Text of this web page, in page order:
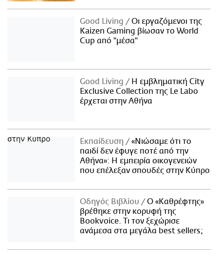
Good Living
Οι εργαζόμενοι της
Kaizen Gaming βίωσαν το World
Cup από "μέσα"
Good Living
Η εμβληματική City
Exclusive Collection της Le Labo
έρχεται στην Αθήνα
Εκπαίδευση
«Νιώσαμε ότι το
παιδί δεν έφυγε ποτέ από την
Αθήνα»: Η εμπειρία οικογενειών
που επέλεξαν σπουδές στην Κύπρο
Οδηγός Βιβλίου
Ο «Καθρέφτης»
βρέθηκε στην κορυφή της
Bookvoice. Τι τον ξεχώρισε
ανάμεσα στα μεγάλα best sellers;